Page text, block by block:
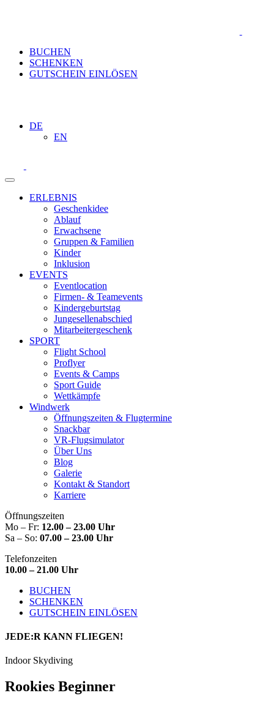
BUCHEN
SCHENKEN
GUTSCHEIN EINLÖSEN
DE
EN
ERLEBNIS
Geschenkidee
Ablauf
Erwachsene
Gruppen & Familien
Kinder
Inklusion
EVENTS
Eventlocation
Firmen- & Teamevents
Kindergeburtstag
Jungesellenabschied
Mitarbeitergeschenk
SPORT
Flight School
Proflyer
Events & Camps
Sport Guide
Wettkämpfe
Windwerk
Öffnungszeiten & Flugtermine
Snackbar
VR-Flugsimulator
Über Uns
Blog
Galerie
Kontakt & Standort
Karriere
Öffnungszeiten
Mo – Fr: 12.00 – 23.00 Uhr
Sa – So: 07.00 – 23.00 Uhr
Telefonzeiten
10.00 – 21.00 Uhr
BUCHEN
SCHENKEN
GUTSCHEIN EINLÖSEN
JEDE:R KANN FLIEGEN!
Indoor Skydiving
Rookies Beginner